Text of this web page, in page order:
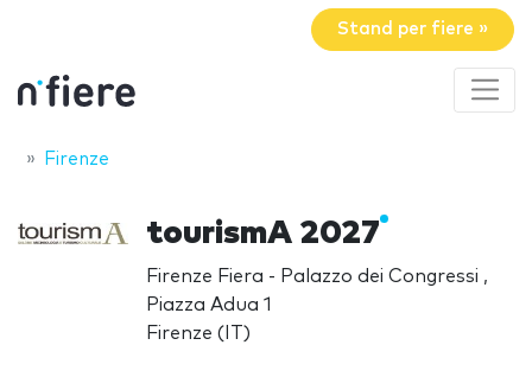
Stand per fiere »
Firenze
tourismA 2027
Firenze Fiera - Palazzo dei Congressi ,
Piazza Adua 1
Firenze (IT)